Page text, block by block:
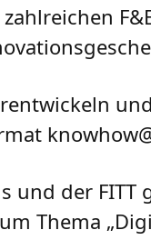
und der FITT
Thema